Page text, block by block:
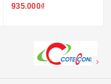
935.000₫